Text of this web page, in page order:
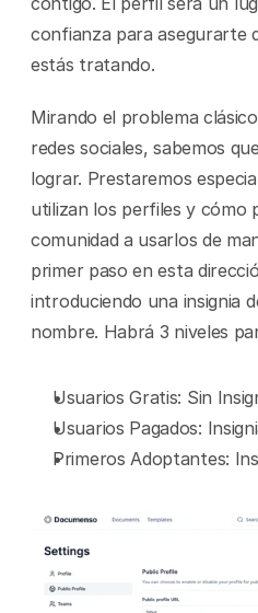
confianza para asegurarte
estás tratando.
Mirando el problema
redes sociales, sabemos
lograr. Prestaremos
utilizan los perfiles y cómo
comunidad a usarlos de
primer paso en esta
introduciendo una insignia
nombre. Habrá 3 niveles
Usuarios Gratis: Sin
Usuarios Pagados:
Primeros Adoptantes: